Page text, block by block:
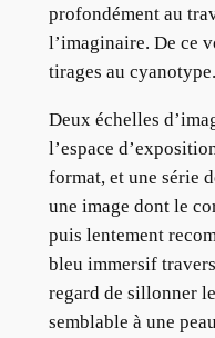
profondément au
l’imaginaire. De ce
tirages au cyanotype.
Deux échelles
l’espace
format, et une série
une image dont le
puis lentement
bleu immersif
regard de sillonner
semblable à une